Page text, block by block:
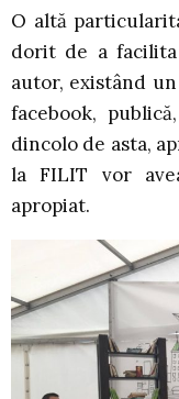
O altă
dorit de a
autor, existând
facebook,
dincolo de asta,
la FILIT vor
apropiat.